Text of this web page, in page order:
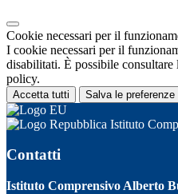
Cookie necessari per il
I cookie necessari per il
disabilitati. È possibile
policy.
Accetta tutti Salva le preferenze
Istituto
Contatti
Istituto Comprensivo Alberto